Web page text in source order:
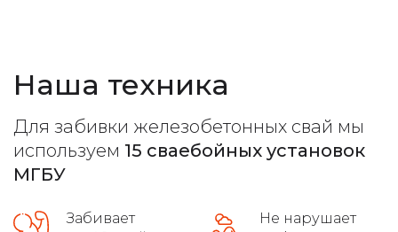
все виды фундамента лучшие марки бетона
расчет максимальной нагрузки
высокое качество на сложных грунтах
распушовка свай для монолитных плит
Наша техника
Для забивки железобетонных свай мы
используем 15 сваебойных установок
МГБУ
Забивает
Не нарушает